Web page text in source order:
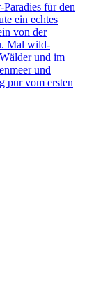
für den
ein echtes
von der
Mal wild-
und im
und
pur vom ersten